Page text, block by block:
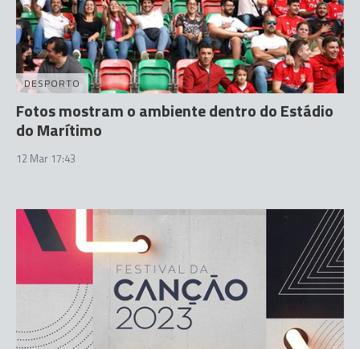
DESPORTO
Fotos mostram o ambiente dentro do Estádio
do Marítimo
12 Mar 17:43